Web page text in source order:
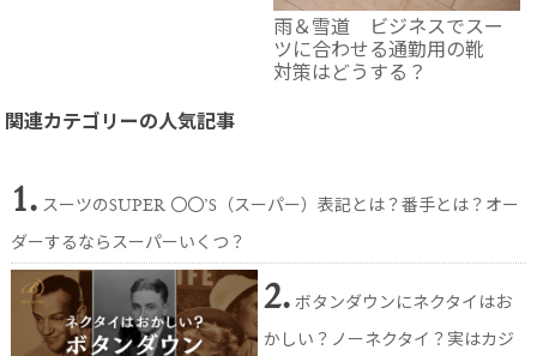
雨＆雪道 ビジネスでスー
ツに合わせる通勤用の靴
対策はどうする？
関連カテゴリーの人気記事
1. スーツのSUPER 〇〇’S（スーパー）表記とは？番手とは？オー
ダーするならスーパーいくつ？
2. ボタンダウンにネクタイはお
かしい？ノーネクタイ？実はカジ